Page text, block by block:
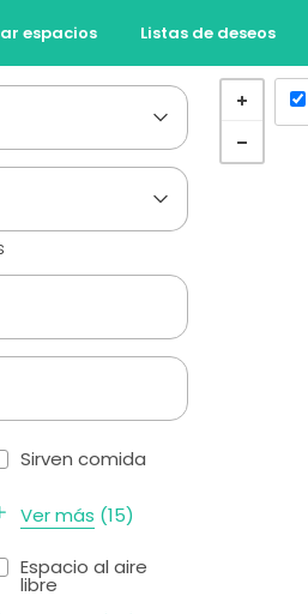
espacios Listas de deseos
Sirven comida
Ver más (15)
Espacio al aire
libre